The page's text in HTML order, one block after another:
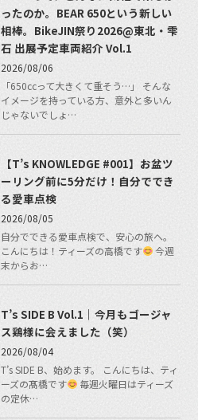
ったのか。BEAR 650という新しい
相棒。BikeJIN祭り2026@東北・雫
石 出展予定車両紹介 Vol.1
2026/08/06
「650ccって大きくて重そう…」 そんな
イメージを持っている方、意外と多いん
じゃないでしょ…
【T’s KNOWLEDGE #001】お盆ツ
ーリング前に5分だけ！自分ででき
る愛車点検
2026/08/05
自分でできる愛車点検で、安心の旅へ。
こんにちは！ティーズの高橋です
今週
末からお…
T’s SIDE B Vol.1｜今月もゴージャ
ス鶏様に会えました（笑）
2026/08/04
T’s SIDE B、始めます。 こんにちは、ティ
ーズの髙橋です
毎週火曜日はティーズ
の定休…